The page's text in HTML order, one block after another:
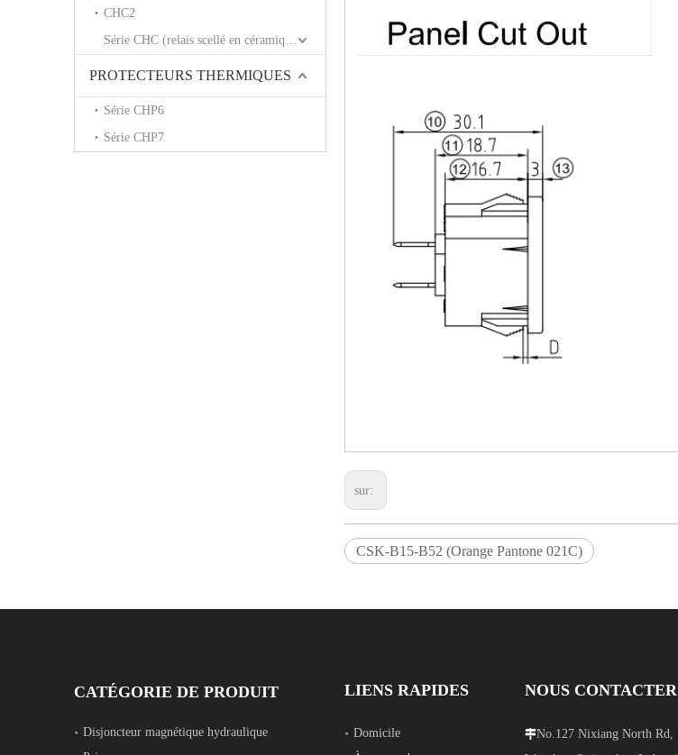
CHC2
Série CHC (relais scellé en céramique)
PROTECTEURS THERMIQUES
Série CHP6
Série CHP7
sur:
CSK-B15-B52 (Orange Pantone 021C)
CATÉGORIE DE PRODUIT
Disjoncteur magnétique hydraulique
LIENS RAPIDES
Domicile
NOUS CONTACTER
No.127 Nixiang North Rd,